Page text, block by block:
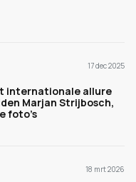
17 dec 2025
internationale allure
Marjan Strijbosch,
foto’s
18 mrt 2026